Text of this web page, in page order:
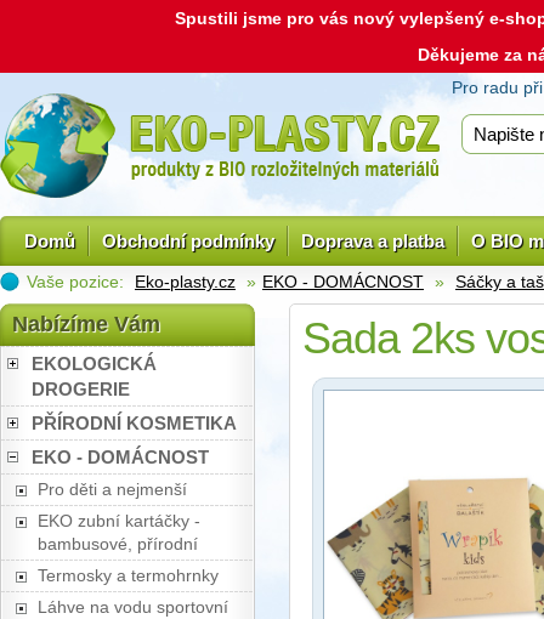
Spustili jsme pro vás nový vylepšený e-
Děkujeme za
Pro radu
Domů Obchodní podmínky Doprava a platba O BIO
Vaše pozice: Eko-plasty.cz » EKO - DOMÁCNOST » Sáčky a
Nabízíme Vám
EKOLOGICKÁ
DROGERIE
PŘÍRODNÍ KOSMETIKA
EKO - DOMÁCNOST
Pro děti a nejmenší
EKO zubní kartáčky -
bambusové, přírodní
Termosky a termohrnky
Láhve na vodu sportovní
Sada 2ks